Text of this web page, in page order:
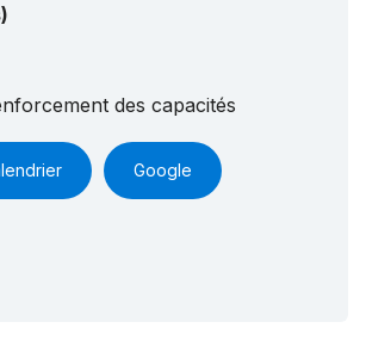
des capacités
Google